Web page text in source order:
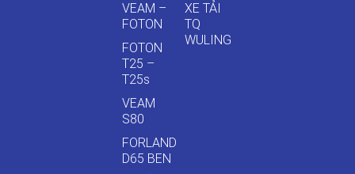
VEAM –
FOTON
FOTON
T25 –
T25s
VEAM
S80
FORLAND
D65 BEN
XE TẢI
TQ
WULING